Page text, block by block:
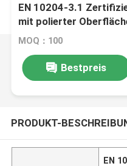
EN 10204-3.1
mit polierter
1500*6000 mm
MOQ：100
Bestpreis
PRODUKT-
EN